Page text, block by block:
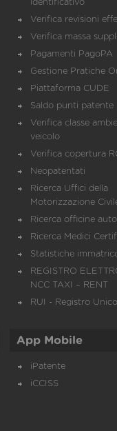
identificativo
Verifica revisioni
Verifica massa
Pagamenti PagoPA
Gestione Pratiche
Piattaforma CUDE
Saldo punti patente
Verifica classe
veicolo
Verifica copertura
Neopatentati
Ricerca Uffici della
Motorizzazione
Ricerca officine
Ricerca Medici
Statistiche
REGISTRO
NCC TAXI – RENT
RUI - Registro
App Mobile
iPatente
iCCISS